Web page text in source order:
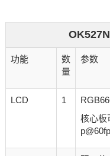
功能
数
量
参数
LCD 1
核心板